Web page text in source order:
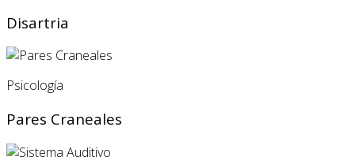
Disartria
Psicología
Pares Craneales